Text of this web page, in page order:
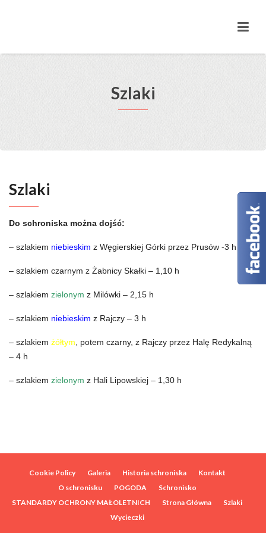
Szlaki
Szlaki
Do schroniska można dojść:
– szlakiem niebieskim z Węgierskiej Górki przez Prusów -3 h
– szlakiem czarnym z Żabnicy Skałki – 1,10 h
– szlakiem zielonym z Milówki – 2,15 h
– szlakiem niebieskim z Rajczy – 3 h
– szlakiem żółtym , potem czarny, z Rajczy przez Halę Redykalną
– 4 h
– szlakiem zielonym z Hali Lipowskiej – 1,30 h
Cookie Policy Galeria Historia schroniska
Kontakt
O schronisku
POGODA
Schronisko
STANDARDY OCHRONY MAŁOLETNICH
Strona Główna
Szlaki
Wycieczki